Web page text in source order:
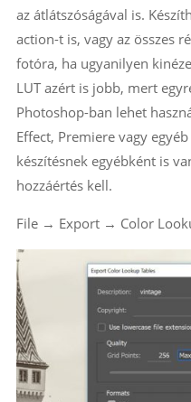
az átlátszóságával is.
action-t is, vagy az összes
fotóra, ha ugyanilyen
LUT azért is jobb, mert
Photoshop-ban lehet
Effect, Premiere vagy
készítésnek egyébként is
hozzáértés kell.
File → Export → Color